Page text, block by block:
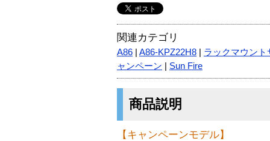
関連カテゴリ
A86 A86-KPZ22H8
ラックマウント
ャンペーン
Sun Fire
商品説明
【キャンペーンモデル】